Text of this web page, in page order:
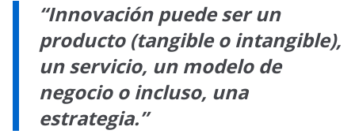
“Innovación puede ser un
producto (tangible o intangible),
un servicio, un modelo de
negocio o incluso, una
estrategia.”